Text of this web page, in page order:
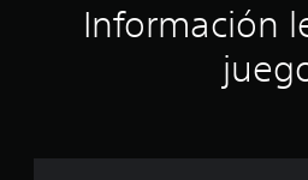
Información